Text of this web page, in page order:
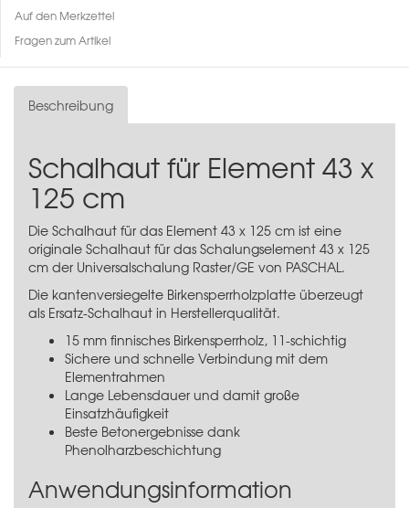
Auf den Merkzettel
Fragen zum Artikel
Beschreibung
Schalhaut für Element 43 x
125 cm
Die Schalhaut für das Element 43 x 125 cm ist eine
originale Schalhaut für das Schalungselement 43 x 125
cm der Universalschalung Raster/GE von PASCHAL.
Die kantenversiegelte Birkensperrholzplatte überzeugt
als Ersatz-Schalhaut in Herstellerqualität.
15 mm finnisches Birkensperrholz, 11-schichtig
Sichere und schnelle Verbindung mit dem
Elementrahmen
Lange Lebensdauer und damit große
Einsatzhäufigkeit
Beste Betonergebnisse dank
Phenolharzbeschichtung
Anwendungsinformation